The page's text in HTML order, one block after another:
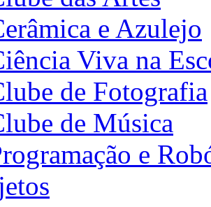
e Azulejo
Viva na
de Fotografia
de Música
e